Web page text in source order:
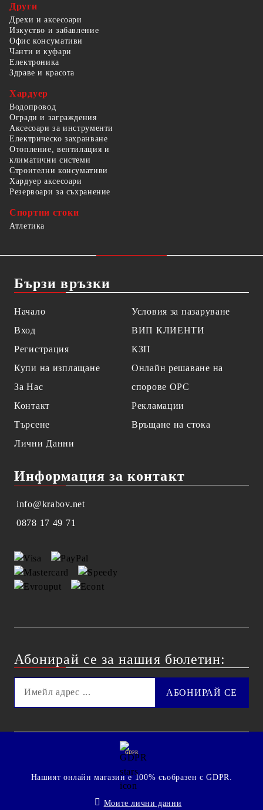
Други
Дрехи и аксесоари
Изкуство и забавление
Офис консумативи
Чанти и куфари
Електроника
Здраве и красота
Хардуер
Водопровод
Огради и заграждения
Аксесоари за инструменти
Електрическо захранване
Отопление, вентилация и
климатични системи
Строителни консумативи
Хардуер аксесоари
Резервоари за съхранение
Спортни стоки
Атлетика
Бързи връзки
Начало
Вход
Регистрация
Купи на изплащане
За Нас
Контакт
Търсене
Лични Данни
Условия за пазаруване
ВИП КЛИЕНТИ
КЗП
Онлайн решаване на
спорове OPC
Рекламации
Връщане на стока
Информация за контакт
info@krabov.net
0878 17 49 71
Абонирай се за нашия бюлетин:
GDPR
Нашият онлайн магазин е 100% съобразен с GDPR.
Моите лични данни